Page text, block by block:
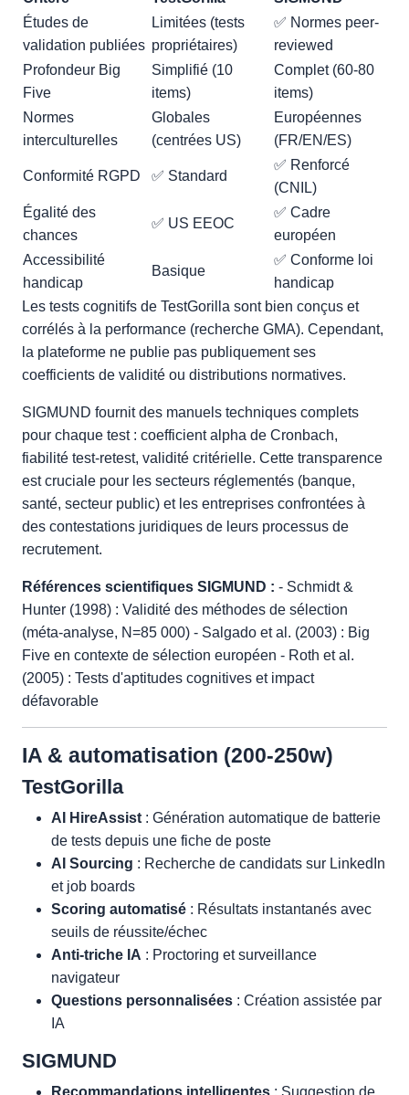
Études de
validation publiées
Limitées (tests
propriétaires)
✅ Normes peer-
reviewed
Profondeur Big
Five
Simplifié (10
items)
Complet (60-80
items)
Normes
interculturelles
Globales
(centrées US)
Européennes
(FR/EN/ES)
Conformité RGPD ✅ Standard
✅ Renforcé
(CNIL)
Égalité des
chances
✅ US EEOC
✅ Cadre
européen
Accessibilité
handicap
Basique
✅ Conforme loi
handicap
Les tests cognitifs de TestGorilla sont bien conçus et
corrélés à la performance (recherche GMA). Cependant,
la plateforme ne publie pas publiquement ses
coefficients de validité ou distributions normatives.
SIGMUND fournit des manuels techniques complets
pour chaque test : coefficient alpha de Cronbach,
fiabilité test-retest, validité critérielle. Cette transparence
est cruciale pour les secteurs réglementés (banque,
santé, secteur public) et les entreprises confrontées à
des contestations juridiques de leurs processus de
recrutement.
Références scientifiques SIGMUND : - Schmidt &
Hunter (1998) : Validité des méthodes de sélection
(méta-analyse, N=85 000) - Salgado et al. (2003) : Big
Five en contexte de sélection européen - Roth et al.
(2005) : Tests d'aptitudes cognitives et impact
défavorable
IA & automatisation (200-250w)
TestGorilla
AI HireAssist : Génération automatique de batterie
de tests depuis une fiche de poste
AI Sourcing : Recherche de candidats sur LinkedIn
et job boards
Scoring automatisé : Résultats instantanés avec
seuils de réussite/échec
Anti-triche IA : Proctoring et surveillance
navigateur
Questions personnalisées : Création assistée par
IA
SIGMUND
Recommandations intelligentes : Suggestion de